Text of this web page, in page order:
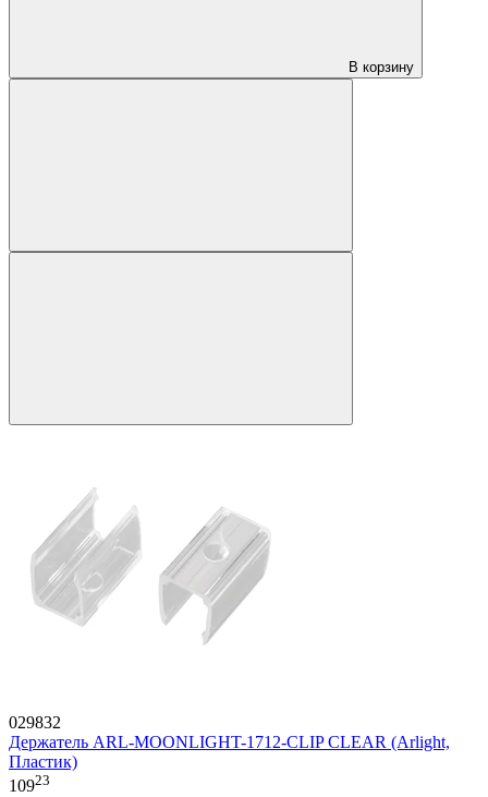
В корзину
029832
Держатель ARL-MOONLIGHT-1712-CLIP CLEAR (Arlight,
Пластик)
10923